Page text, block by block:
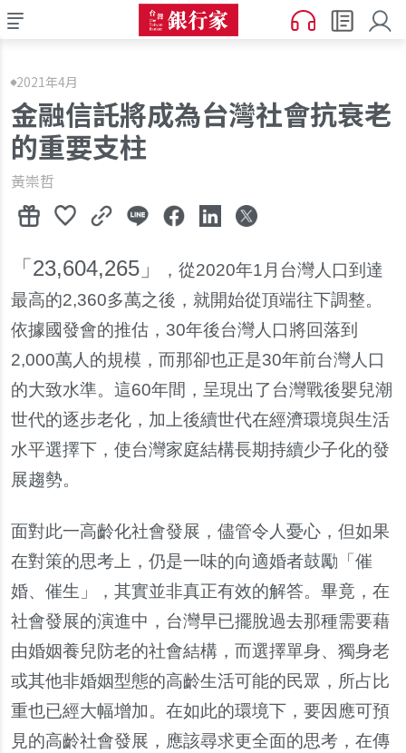
2021年4月
金融信託將成為台灣社會抗衰老
的重要支柱
黃崇哲
「23,604,265」
，從2020年1月台灣人口到達
最高的2,360多萬之後，就開始從頂端往下調整。
依據國發會的推估，30年後台灣人口將回落到
2,000萬人的規模，而那卻也正是30年前台灣人口
的大致水準。這60年間，呈現出了台灣戰後嬰兒潮
世代的逐步老化，加上後續世代在經濟環境與生活
水平選擇下，使台灣家庭結構長期持續少子化的發
展趨勢。
面對此一高齡化社會發展，儘管令人憂心，但如果
在對策的思考上，仍是一味的向適婚者鼓勵「催
婚、催生」，其實並非真正有效的解答。畢竟，在
社會發展的演進中，台灣早已擺脫過去那種需要藉
由婚姻養兒防老的社會結構，而選擇單身、獨身老
或其他非婚姻型態的高齡生活可能的民眾，所占比
重也已經大幅增加。在如此的環境下，要因應可預
見的高齡社會發展，應該尋求更全面的思考，在傳